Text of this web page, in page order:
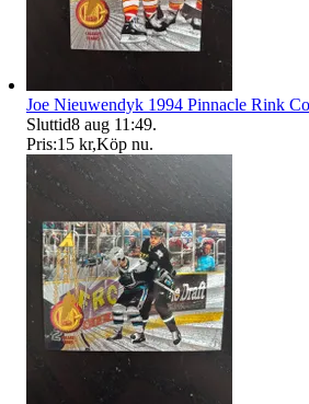
Joe Nieuwendyk 1994 Pinnacle Rink
Sluttid8 aug 11:49.
Pris:15 kr,Köp nu.